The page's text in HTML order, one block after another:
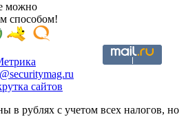
можно
способом!
сайтов
в рублях с учетом всех налогов, но